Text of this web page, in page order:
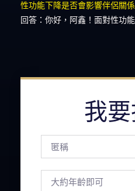
性功能下降是否會影響伴侶關係
回答：你好，阿鑫！面對性功
我